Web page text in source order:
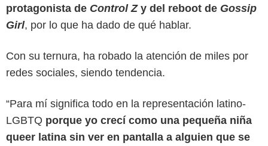
protagonista de Control Z y del reboot de Gossip
Girl, por lo que ha dado de qué hablar.
Con su ternura, ha robado la atención de miles por
redes sociales, siendo tendencia.
“Para mí significa todo en la representación latino-
LGBTQ porque yo crecí como una pequeña niña
queer latina sin ver en pantalla a alguien que se